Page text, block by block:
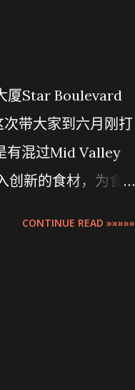
厦Star Boulevard
带大家到六月刚打
有混过Mid Valley
新的食材，为食
CONTINUE READ »»»»»